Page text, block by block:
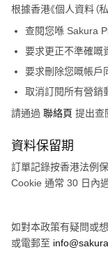
根據香港《個人資料（私
查閱您喺 Sakura
要求更正不準確嘅
要求刪除您嘅帳戶
取消訂閱所有營銷
請通過 聯絡頁 提出查
資料保留期
訂單記錄按香港法例
Cookie 通常 30 日內過
如對本政策有疑問或
或電郵至